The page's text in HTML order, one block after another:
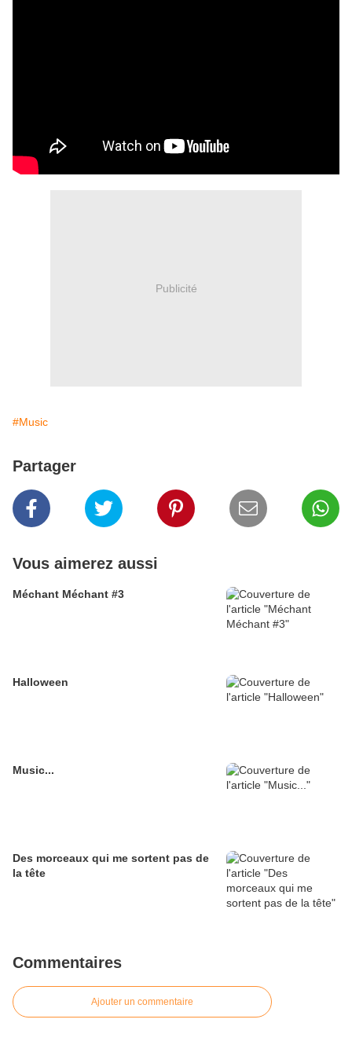
Publicité
#Music
Partager
Vous aimerez aussi
Méchant Méchant #3
Halloween
Music...
Des morceaux qui me sortent pas de
la tête
Commentaires
Ajouter un commentaire